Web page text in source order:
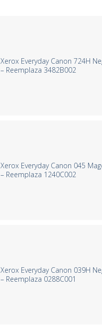
Xerox Everyday Canon 724H
– Reemplaza 3482B002
Xerox Everyday Canon 045
– Reemplaza 1240C002
Xerox Everyday Canon 039H
– Reemplaza 0288C001